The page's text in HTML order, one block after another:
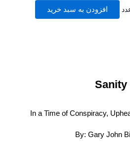
افزودن به سبد خرید
In a Time of Conspiracy,
By: Gary